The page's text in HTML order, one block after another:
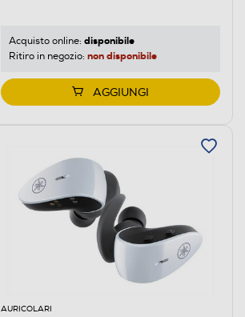
Acquisto online: disponibile
Ritiro in negozio: non disponibile
AGGIUNGI
AURICOLARI